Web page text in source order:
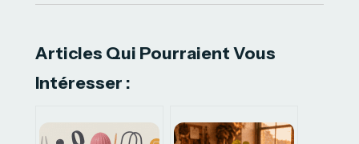
Articles Qui Pourraient Vous
Intéresser :